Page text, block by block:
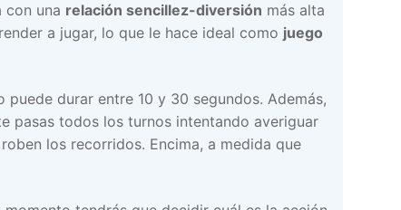
con una relación sencillez-diversión más alta
a jugar, lo que le hace ideal como juego
durar entre 10 y 30 segundos. Además,
pasas todos los turnos intentando averiguar
los recorridos. Encima, a medida que